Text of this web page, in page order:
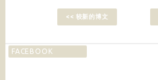
<< 较新的博文
FACEBOOK